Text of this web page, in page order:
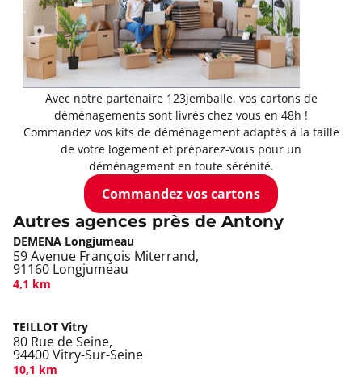
Avec notre partenaire 123jemballe, vos cartons de
déménagements sont livrés chez vous en 48h !
Commandez vos kits de déménagement adaptés à la taille
de votre logement et préparez-vous pour un
déménagement en toute sérénité.
Commandez vos cartons
Autres agences près de Antony
DEMENA Longjumeau
59 Avenue François Miterrand,
91160 Longjumeau
4,1 km
TEILLOT Vitry
80 Rue de Seine,
94400 Vitry-Sur-Seine
10,1 km